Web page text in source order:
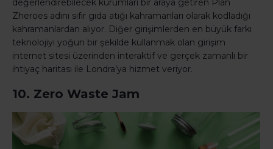
değerlendirebilecek kurumları bir araya getiren Plan
Zheroes adını sıfır gıda atığı kahramanları olarak kodladığı
kahramanlardan alıyor. Diğer girişimlerden en büyük farkı
teknolojiyi yoğun bir şekilde kullanmak olan girişim
internet sitesi üzerinden interaktif ve gerçek zamanlı bir
ihtiyaç haritası ile Londra’ya hizmet veriyor.
10. Zero Waste Jam